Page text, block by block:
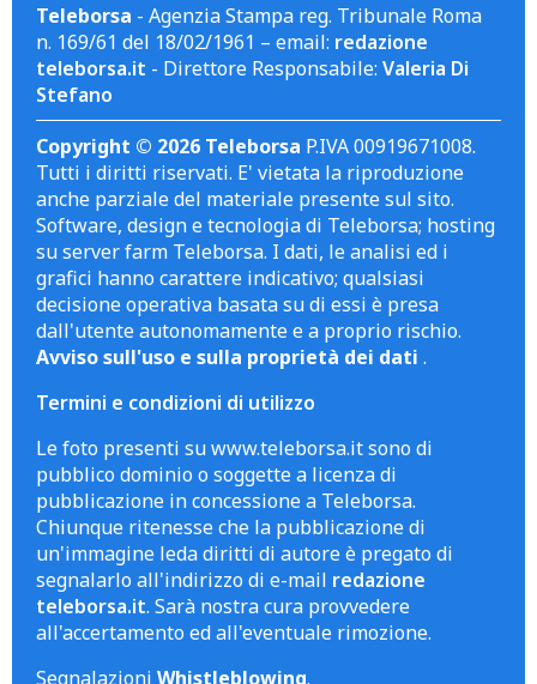
Teleborsa - Agenzia Stampa reg. Tribunale Roma
n. 169/61 del 18/02/1961 – email: redazione
teleborsa.it - Direttore Responsabile: Valeria Di
Stefano
Copyright © 2026 Teleborsa P.IVA 00919671008.
Tutti i diritti riservati. E' vietata la riproduzione
anche parziale del materiale presente sul sito.
Software, design e tecnologia di Teleborsa; hosting
su server farm Teleborsa. I dati, le analisi ed i
grafici hanno carattere indicativo; qualsiasi
decisione operativa basata su di essi è presa
dall'utente autonomamente e a proprio rischio.
Avviso sull'uso e sulla proprietà dei dati .
Termini e condizioni di utilizzo
Le foto presenti su www.teleborsa.it sono di
pubblico dominio o soggette a licenza di
pubblicazione in concessione a Teleborsa.
Chiunque ritenesse che la pubblicazione di
un'immagine leda diritti di autore è pregato di
segnalarlo all'indirizzo di e-mail redazione
teleborsa.it. Sarà nostra cura provvedere
all'accertamento ed all'eventuale rimozione.
Segnalazioni Whistleblowing.